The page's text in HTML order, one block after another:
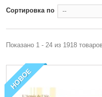
Сортировка по --
Показано 1 - 24 из 1918
НОВОЕ